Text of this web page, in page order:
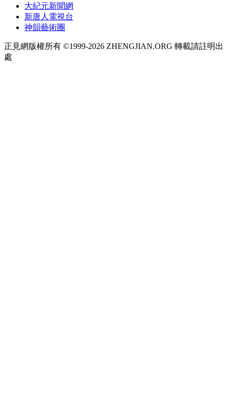
大紀元新聞網
新唐人電視台
神韻藝術團
正見網版權所有 ©1999-2026 ZHENGJIAN.ORG 轉載請註明出
處